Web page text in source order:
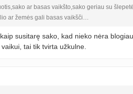
ar basas vaikšto,sako geriau su
ar žemės gali basas vaikšči…
susitarę sako, kad nieko nėra
tai tik tvirta užkulne.